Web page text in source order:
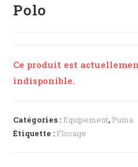
Polo
Ce produit est
indisponible.
Catégories : Equipement, Puma
Étiquette : Flocage